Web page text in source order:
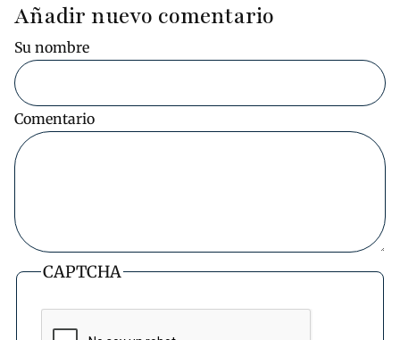
Añadir nuevo comentario
Su nombre
Comentario
CAPTCHA